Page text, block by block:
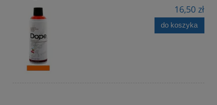
16,50 zł
do koszyka